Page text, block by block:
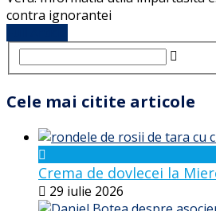
contra ignorantei
Cele mai citite articole
Crema de dovlecei la
29 iulie 2026